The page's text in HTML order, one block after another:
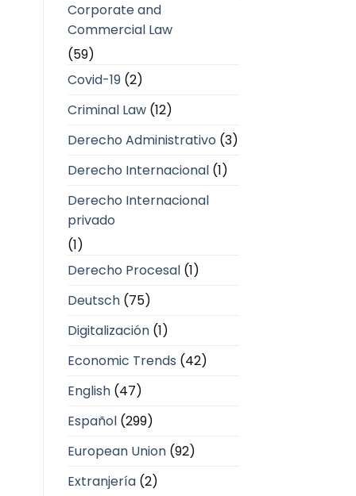
Corporate and
Commercial Law
(59)
Covid-19(2)
Criminal Law(12)
Derecho Administrativo (3)
Derecho Internacional(1)
Derecho Internacional
privado
(1)
Derecho Procesal(1)
Deutsch(75)
Digitalización(1)
Economic Trends (42)
English(47)
Español(299)
European Union(92)
Extranjería(2)